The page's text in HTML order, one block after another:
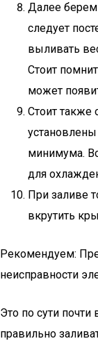
Далее берем
следует
выливать
Стоит
может
Стоит также
минимума.
для
При заливе
вкрутить
Рекомендуем:
неисправности
Это по сути
правильно